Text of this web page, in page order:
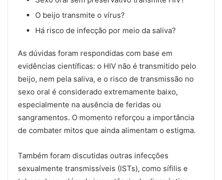
O beijo transmite o vírus?
Há risco de infecção por meio da saliva?
As dúvidas foram respondidas com base em
evidências científicas: o HIV não é transmitido pelo
beijo, nem pela saliva, e o risco de transmissão no
sexo oral é considerado extremamente baixo,
especialmente na ausência de feridas ou
sangramentos. O momento reforçou a importância
de combater mitos que ainda alimentam o estigma.
Também foram discutidas outras infecções
sexualmente transmissíveis (ISTs), como sífilis e